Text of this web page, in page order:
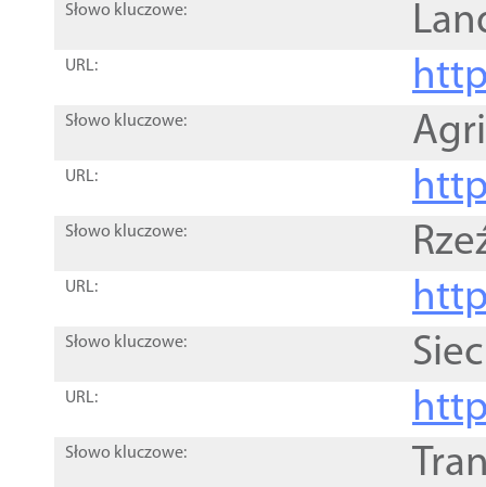
Słowo kluczowe:
URL:
Słowo kluczowe:
URL:
Słowo kluczowe:
URL:
Słowo kluczowe:
URL:
Słowo kluczowe: